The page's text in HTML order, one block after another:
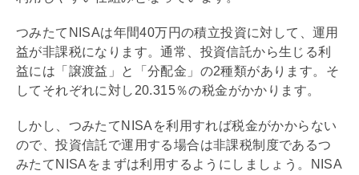
つみたて NISAは年間40万円の積立投資に対して、運用
益が非課税になります。通常、投資信託から生じる利
益には「譲渡益」と「分配金」の2種類があります。そ
してそれぞれに対し20.315％の税金がかかります。
しかし、つみたて NISAを利用すれば税金がかからない
ので、投資信託で運用する場合は非課税制度であるつ
みたて NISAをまずは利用するようにしましょう。
NISA